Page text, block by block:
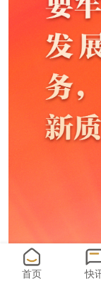
首页 快